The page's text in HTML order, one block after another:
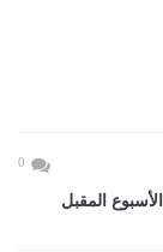
0
الأسبوع المقبل